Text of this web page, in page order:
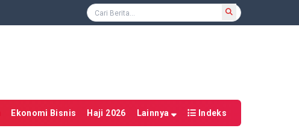
Ekonomi Bisnis Haji 2026 Lainnya Indeks